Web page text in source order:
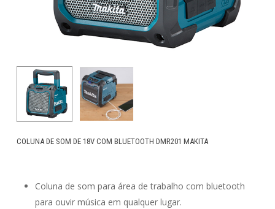
COLUNA DE SOM DE 18V COM BLUETOOTH DMR201 MAKITA
Coluna de som para área de trabalho com bluetooth
para ouvir música em qualquer lugar.